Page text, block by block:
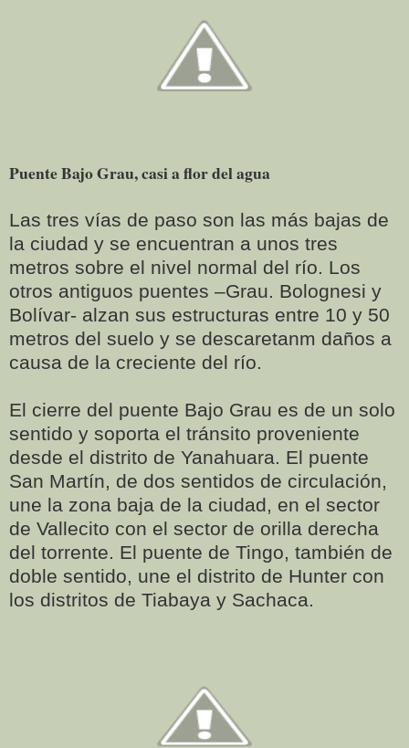
Puente Bajo Grau, casi a flor del agua
Las tres vías de paso son las más bajas de
la ciudad y se encuentran a unos tres
metros sobre el nivel normal del río. Los
otros antiguos puentes –Grau. Bolognesi y
Bolívar- alzan sus estructuras entre 10 y 50
metros del suelo y se descaretanm daños a
causa de la creciente del río.
El cierre del puente Bajo Grau es de un solo
sentido y soporta el tránsito proveniente
desde el distrito de Yanahuara. El puente
San Martín, de dos sentidos de circulación,
une la zona baja de la ciudad, en el sector
de Vallecito con el sector de orilla derecha
del torrente. El puente de Tingo, también de
doble sentido, une el distrito de Hunter con
los distritos de Tiabaya y Sachaca.